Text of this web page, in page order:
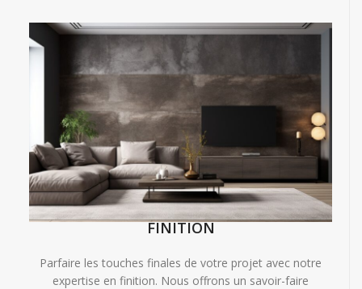
FINITION
Parfaire les touches finales de votre projet avec notre
expertise en finition. Nous offrons un savoir-faire